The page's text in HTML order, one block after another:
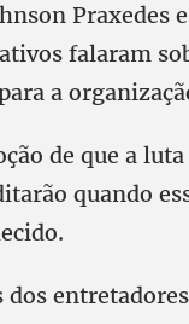
Praxedes
falaram
a
de que a
quando